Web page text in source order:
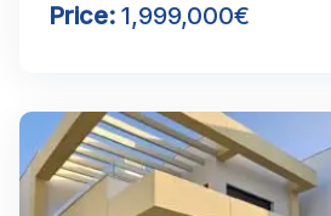
Price: 1,999,000€